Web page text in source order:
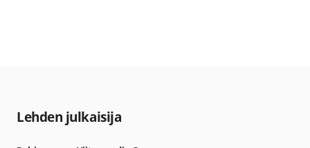
Lehden julkaisija